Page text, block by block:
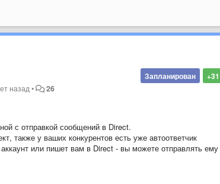
+31
Запланирован
назад • 26
с отправкой сообщений в Direct.
также у ваших конкурентов есть уже автоответчик
или пишет вам в Direct - вы можете отправлять ему